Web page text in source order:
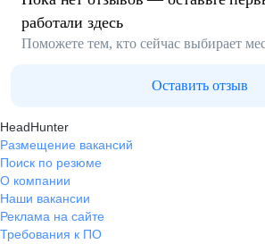
работали здесь
Поможете тем, кто сейчас выбирает
Оставить отзыв
HeadHunter
Размещение вакансий
Поиск по резюме
О компании
Наши вакансии
Реклама на сайте
Требования к ПО